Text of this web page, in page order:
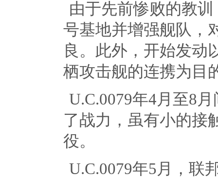
由于先前惨败的教
号基地并增强舰队，
良。此外，开始发动
栖攻击舰的连携为目
U.C.0079年4月至8
了战力，虽有小的接
役。
U.C.0079年5月，联